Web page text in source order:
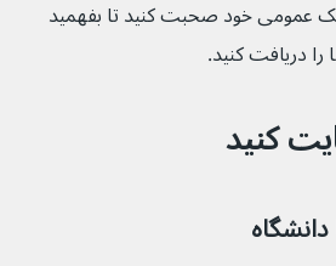
عمومی خود صحبت کنید تا بفهمید
کنید